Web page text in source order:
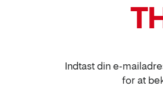
Indtast din e-
for at